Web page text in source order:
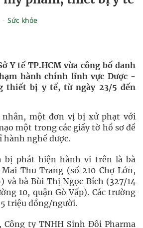
Sức khỏe
Y tế TP.HCM vừa công bố danh
hành chính lĩnh vực Dược -
thiết bị y tế, từ ngày 23/5 đến
nhân, một đơn vị bị xử phạt với
một trong các giấy tờ hồ sơ đề
hành nghề dược.
bị phát hiện hành vi trên là bà
Thu Trang (số 210 Chợ Lớn,
và bà Bùi Thị Ngọc Bích (327/14
10, quận Gò Vấp). Các trường
triệu đồng/người.
ty TNHH Sinh Đôi Pharma